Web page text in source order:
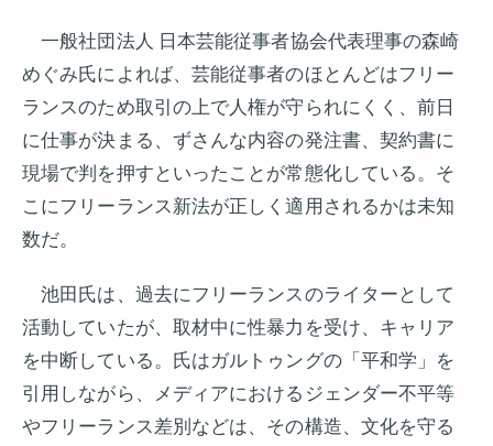
一般社団法人 日本芸能従事者協会代表理事の森崎
めぐみ氏によれば、芸能従事者のほとんどはフリー
ランスのため取引の上で人権が守られにくく、前日
に仕事が決まる、ずさんな内容の発注書、契約書に
現場で判を押すといったことが常態化している。そ
こにフリーランス新法が正しく適用されるかは未知
数だ。
池田氏は、過去にフリーランスのライターとして
活動していたが、取材中に性暴力を受け、キャリア
を中断している。氏はガルトゥングの「平和学」を
引用しながら、メディアにおけるジェンダー不平等
やフリーランス差別などは、その構造、文化を守る